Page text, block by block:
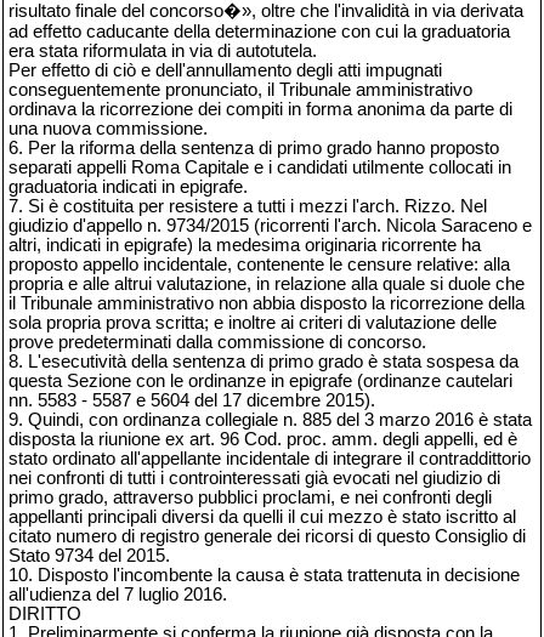
risultato finale del concorso�», oltre che l'invalidità in via derivata
ad effetto caducante della determinazione con cui la graduatoria
era stata riformulata in via di autotutela.
Per effetto di ciò e dell'annullamento degli atti impugnati
conseguentemente pronunciato, il Tribunale amministrativo
ordinava la ricorrezione dei compiti in forma anonima da parte di
una nuova commissione.
6. Per la riforma della sentenza di primo grado hanno proposto
separati appelli Roma Capitale e i candidati utilmente collocati in
graduatoria indicati in epigrafe.
7. Si è costituita per resistere a tutti i mezzi l'arch. Rizzo. Nel
giudizio d'appello n. 9734/2015 (ricorrenti l'arch. Nicola Saraceno e
altri, indicati in epigrafe) la medesima originaria ricorrente ha
proposto appello incidentale, contenente le censure relative: alla
propria e alle altrui valutazione, in relazione alla quale si duole che
il Tribunale amministrativo non abbia disposto la ricorrezione della
sola propria prova scritta; e inoltre ai criteri di valutazione delle
prove predeterminati dalla commissione di concorso.
8. L'esecutività della sentenza di primo grado è stata sospesa da
questa Sezione con le ordinanze in epigrafe (ordinanze cautelari
nn. 5583 - 5587 e 5604 del 17 dicembre 2015).
9. Quindi, con ordinanza collegiale n. 885 del 3 marzo 2016 è stata
disposta la riunione ex art. 96 Cod. proc. amm. degli appelli, ed è
stato ordinato all'appellante incidentale di integrare il contraddittorio
nei confronti di tutti i controinteressati già evocati nel giudizio di
primo grado, attraverso pubblici proclami, e nei confronti degli
appellanti principali diversi da quelli il cui mezzo è stato iscritto al
citato numero di registro generale dei ricorsi di questo Consiglio di
Stato 9734 del 2015.
10. Disposto l'incombente la causa è stata trattenuta in decisione
all'udienza del 7 luglio 2016.
DIRITTO